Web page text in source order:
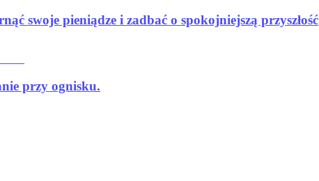
swoje pieniądze i zadbać o spokojniejszą przyszłość
przy ognisku.